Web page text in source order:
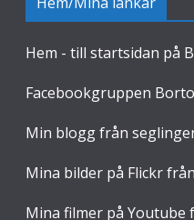
Hem - till startsidan på
Facebookgruppen
Min blogg från
Mina bilder på Flickr
Mina filmer på Youtube